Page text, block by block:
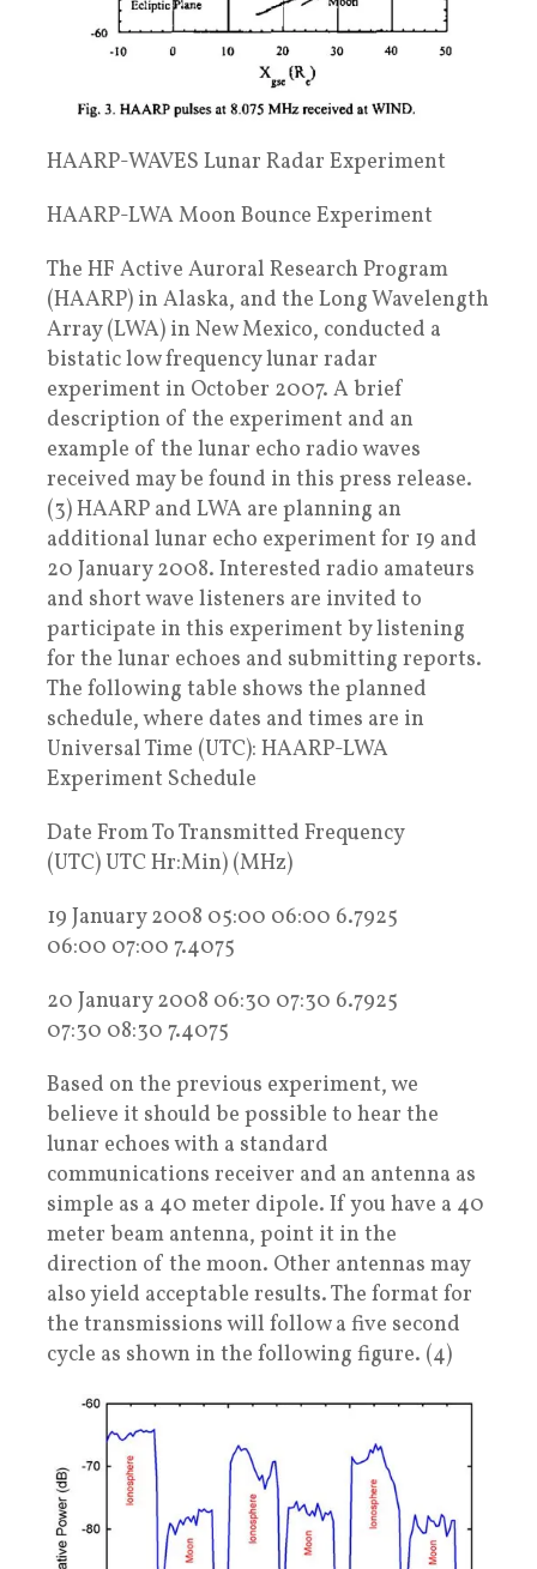
HAARP-WAVES Lunar Radar Experiment
HAARP-LWA Moon Bounce Experiment
The HF Active Auroral Research Program
(HAARP) in Alaska, and the Long Wavelength
Array (LWA) in New Mexico, conducted a
bistatic low frequency lunar radar
experiment in October 2007. A brief
description of the experiment and an
example of the lunar echo radio waves
received may be found in this press release.
(3) HAARP and LWA are planning an
additional lunar echo experiment for 19 and
20 January 2008. Interested radio amateurs
and short wave listeners are invited to
participate in this experiment by listening
for the lunar echoes and submitting reports.
The following table shows the planned
schedule, where dates and times are in
Universal Time (UTC): HAARP-LWA
Experiment Schedule
Date From To Transmitted Frequency
(UTC) UTC Hr:Min) (MHz)
19 January 2008 05:00 06:00 6.7925
06:00 07:00 7.4075
20 January 2008 06:30 07:30 6.7925
07:30 08:30 7.4075
Based on the previous experiment, we
believe it should be possible to hear the
lunar echoes with a standard
communications receiver and an antenna as
simple as a 40 meter dipole. If you have a 40
meter beam antenna, point it in the
direction of the moon. Other antennas may
also yield acceptable results. The format for
the transmissions will follow a five second
cycle as shown in the following figure. (4)